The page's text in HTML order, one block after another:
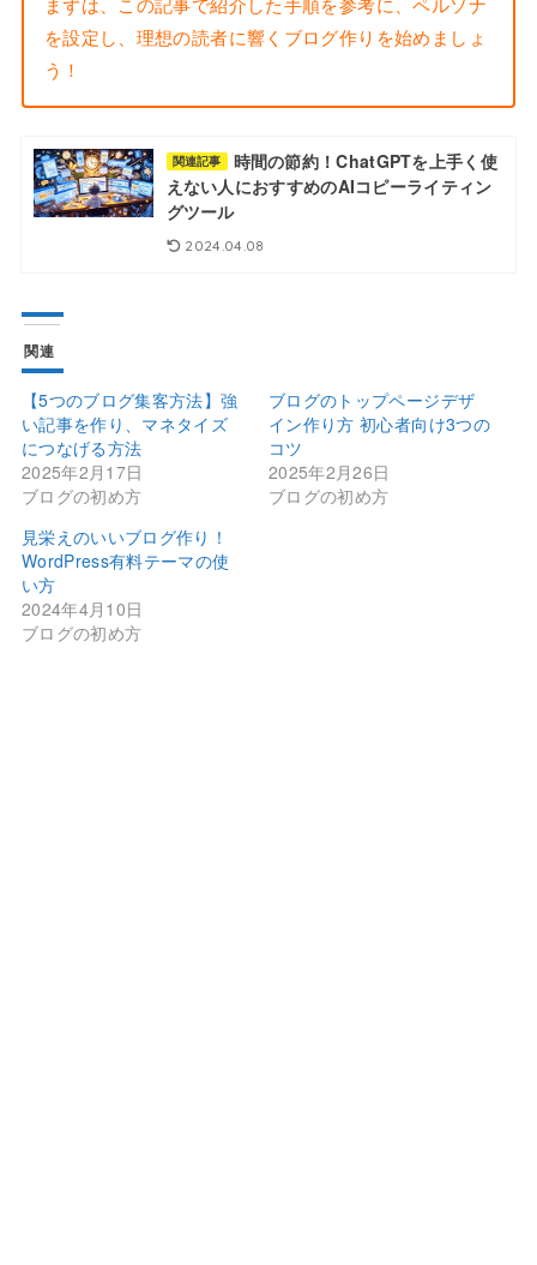
を設定し、理想の読者に響くブログ作りを始めましょ
う！
関連記事
時間の節約！ChatGPTを上手く使
えない人におすすめのAIコピーライティン
グツール
2024.04.08
関連
【5つのブログ集客方法】強
い記事を作り、マネタイズ
につなげる方法
2025年2月17日
ブログの初め方
ブログのトップページデザ
イン作り方 初心者向け3つの
コツ
2025年2月26日
ブログの初め方
見栄えのいいブログ作り！
WordPress有料テーマの使
い方
2024年4月10日
ブログの初め方